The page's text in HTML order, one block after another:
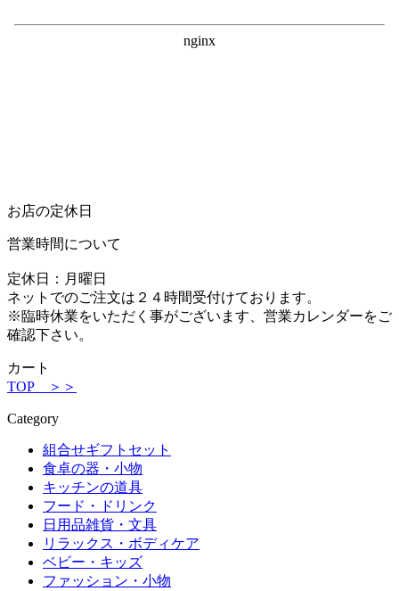
お店の定休日
営業時間について
定休日：月曜日
ネットでのご注文は２４時間受付けております。
※臨時休業をいただく事がございます、営業カレンダーをご
確認下さい。
カート
TOP ＞＞
Category
組合せギフトセット
食卓の器・小物
キッチンの道具
フード・ドリンク
日用品雑貨・文具
リラックス・ボディケア
ベビー・キッズ
ファッション・小物